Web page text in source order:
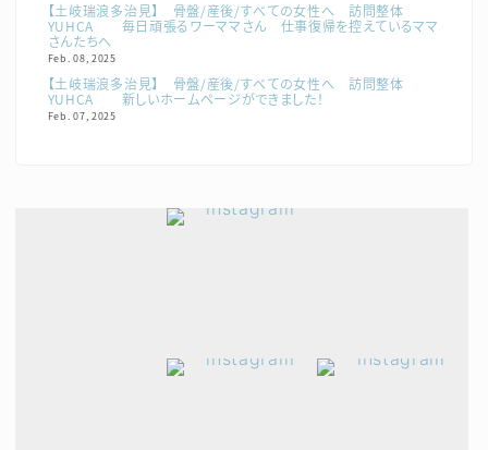
【土岐瑞浪多治見】 骨盤/産後/すべての女性へ 訪問整体
YUHCA 毎日頑張るワーママさん 仕事復帰を控えているママ
さんたちへ
Feb. 08, 2025
【土岐瑞浪多治見】 骨盤/産後/すべての女性へ 訪問整体
YUHCA 新しいホームページができました！
Feb. 07, 2025